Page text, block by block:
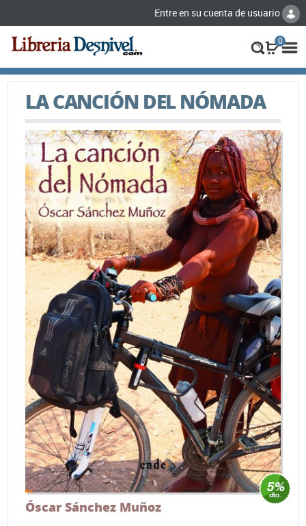
Entre en su cuenta de usuario
0
LA CANCIÓN DEL NÓMADA
Óscar Sánchez Muñoz